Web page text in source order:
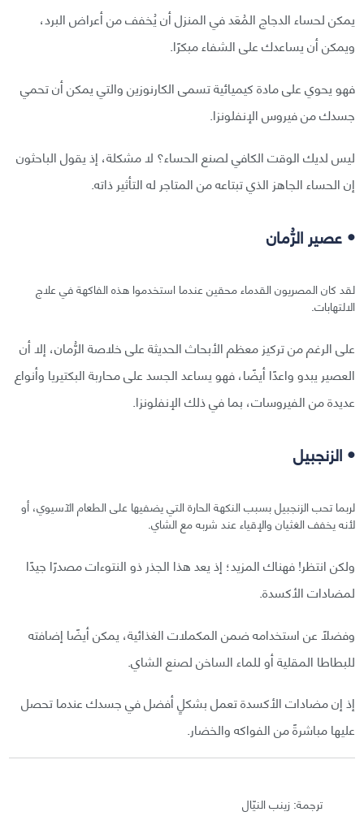
يمكن لحساء الدجاج المُعَد في المنزل أن يُخفف من أعراض البرد،
ويمكن أن يساعدك على الشفاء مبكرًا.
فهو يحوي على مادة كيميائية تسمى الكارنوزين والتي يمكن أن تحمي
جسدك من فيروس الإنفلونزا.
ليس لديك الوقت الكافي لصنع الحساء؟ لا مشكلة، إذ يقول الباحثون
إن الحساء الجاهز الذي تبتاعه من المتاجر له التأثير ذاته.
• عصير الرُّمان
لقد كان المصريون القدماء محقين عندما استخدموا هذه الفاكهة في علاج
الالتهابات.
على الرغم من تركيز معظم الأبحاث الحديثة على خلاصة الرُّمان، إلا أن
العصير يبدو واعدًا أيضًا، فهو يساعد الجسد على محاربة البكتيريا وأنواع
عديدة من الفيروسات، بما في ذلك الإنفلونزا.
• الزنجبيل
لربما تحب الزنجبيل بسبب النكهة الحارة التي يضفيها على الطعام الآسيوي، أو
لأنه يخفف الغثيان والإقياء عند شربه مع الشاي.
ولكن انتظر! فهناك المزيد؛ إذ يعد هذا الجذر ذو النتوءات مصدرًا جيدًا
لمضادات الأكسدة.
وفضلًا عن استخدامه ضمن المكملات الغذائية، يمكن أيضًا إضافته
للبطاطا المقلية أو للماء الساخن لصنع الشاي.
إذ إن مضادات الأكسدة تعمل بشكلٍ أفضل في جسدك عندما تحصل
عليها مباشرةً من الفواكه والخضار.
ترجمة: زينب النيّال